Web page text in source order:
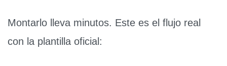
Montarlo lleva minutos. Este es el flujo real
con la plantilla oficial: